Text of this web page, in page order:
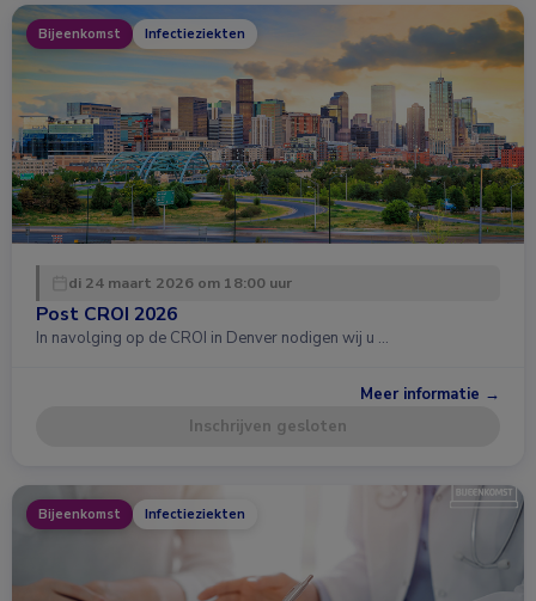
Bijeenkomst Infectieziekten
di 24 maart 2026 om 18:00 uur
Post CROI 2026
In navolging op de CROI in Denver nodigen wij u …
Meer informatie →
Inschrijven gesloten
Bijeenkomst Infectieziekten